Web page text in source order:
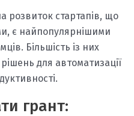
розвиток стартапів, що
є найпопулярнішими
Більшість із них
для автоматизації
грант: